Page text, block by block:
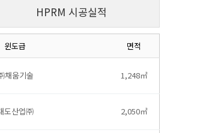
HPRM 시공실적
윈도급 면적
채움기술 1,248㎡
도산업㈜ 2,050㎡